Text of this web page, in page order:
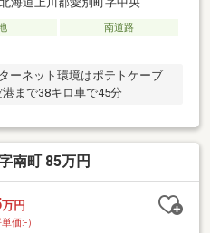
南道路
ーネット環境はポテトケーブ
まで38キロ車で45分
南町 85万円
万円
単価:-）